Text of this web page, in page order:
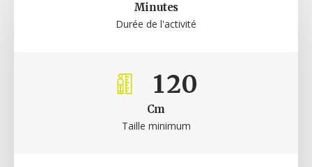
Minutes
Durée de l'activité
120
Cm
Taille minimum